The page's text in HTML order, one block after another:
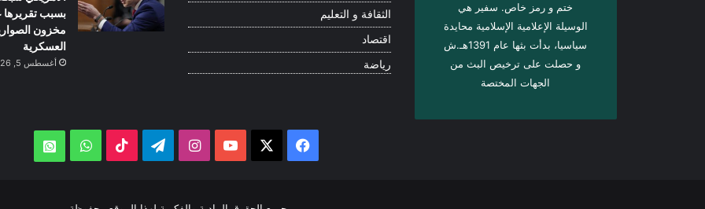
ختم و رمز خاص. سفیر هي
الوسيلة الإعلامية الإسلامية محايدة
سياسيا، بدأت بثها عام 1391هـ.ش
و حصلت على ترخيص البث من
الجهات المختصة
الثقافة و التعليم
اقتصاد
رياضة
بسبب
مخزون
العسكرية
أغسطس 5, 2026
فيسبوك ‫YouTubeانستقرامتيلقرام ‫TikTokواتساب